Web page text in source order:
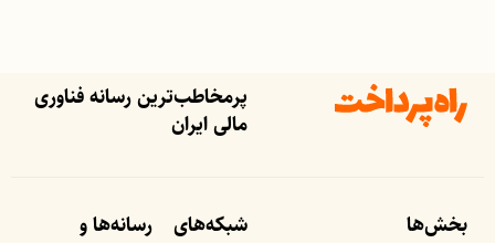
پرمخاطب‌ترین رسانه فناوری
مالی ایران
بخش‌ها
شبکه‌های
رسانه‌ها و